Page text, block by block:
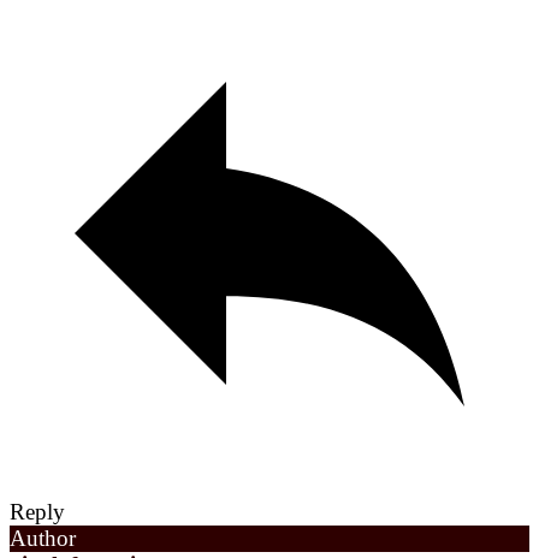
Reply
Author